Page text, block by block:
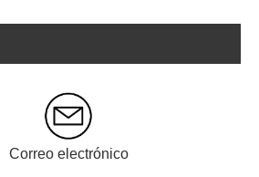
Correo electrónico